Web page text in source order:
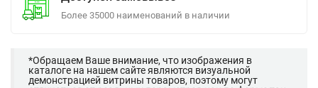
Более 35000 наименований в наличии
*Обращаем Ваше внимание, что изображения в
каталоге на нашем сайте являются визуальной
демонстрацией витрины товаров, поэтому могут